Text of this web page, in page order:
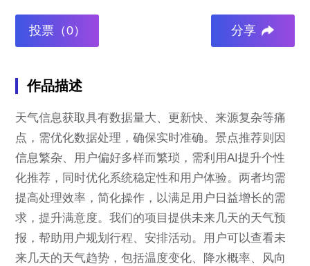
投票（0） 分享
作品描述
天气信息获取具有数据量大、更新快、来源复杂等痛
点，需优化数据处理，确保实时准确。景点推荐则因
信息繁杂、用户偏好多样而繁琐，需利用AI提升个性
化推荐，同时优化系统稳定性和用户体验。两者均需
提高处理效率，简化操作，以满足用户日益增长的需
求，提升满意度。我们的项目提供未来几天的天气预
报，帮助用户规划行程、安排活动。用户可以查看未
来几天的天气趋势，包括温度变化、降水概率、风向